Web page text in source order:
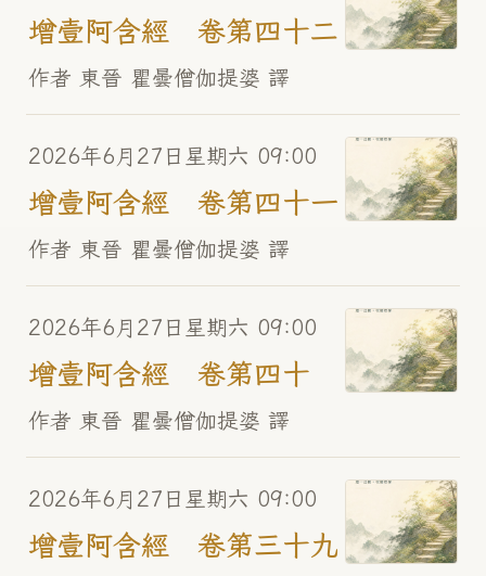
增壹阿含經 卷第四十二
作者 東晉 瞿曇僧伽提婆 譯
2026年6月27日星期六 09:00
增壹阿含經 卷第四十一
作者 東晉 瞿曇僧伽提婆 譯
2026年6月27日星期六 09:00
增壹阿含經 卷第四十
作者 東晉 瞿曇僧伽提婆 譯
2026年6月27日星期六 09:00
增壹阿含經 卷第三十九